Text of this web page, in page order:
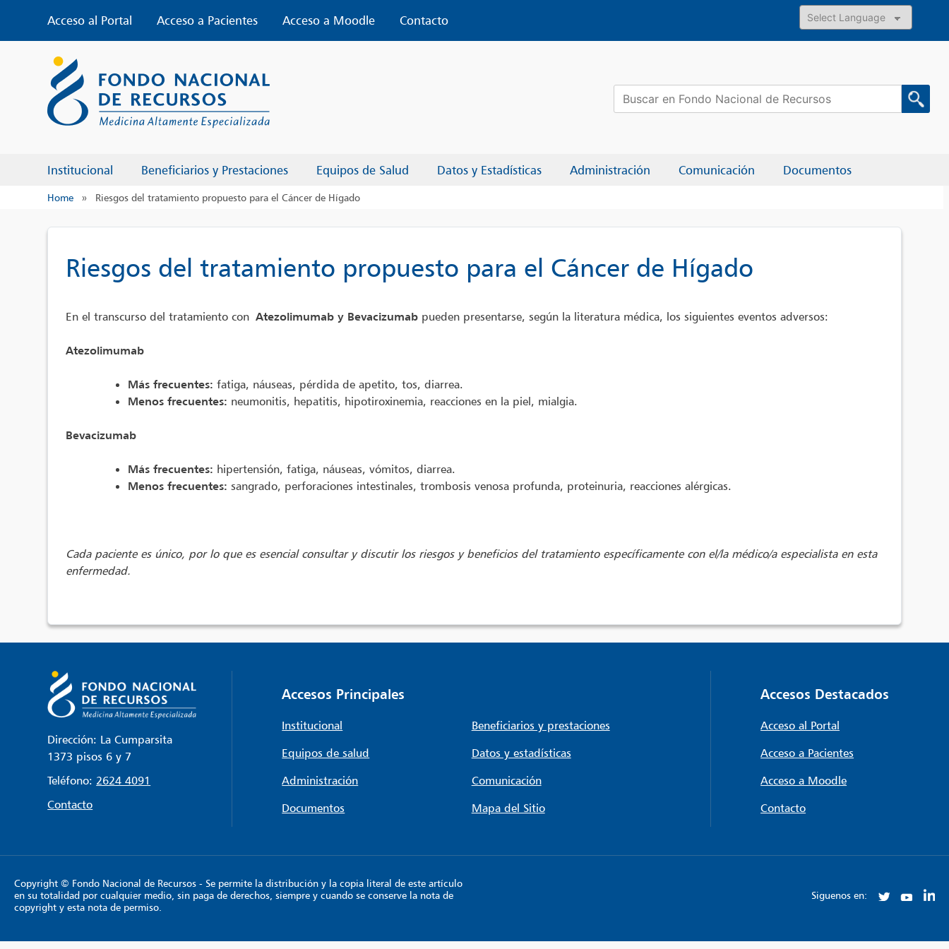
content
Acceso al Portal Acceso a Pacientes Acceso a Moodle
Contacto
Powered by
Institucional Beneficiarios y Prestaciones Equipos de Salud Datos y Estadísticas Administración Comunicación Documentos
Buscar:
Home » Riesgos del tratamiento propuesto para el Cáncer de Hígado
Riesgos del tratamiento propuesto para el Cáncer de Hígado
En el transcurso del tratamiento conAtezolimumab y Bevacizumab pueden presentarse, según la literatura médica, los siguientes eventos adversos:
Atezolimumab
Más frecuentes: fatiga, náuseas, pérdida de apetito, tos, diarrea.
Menos frecuentes: neumonitis, hepatitis, hipotiroxinemia, reacciones en la piel, mialgia.
Bevacizumab
Más frecuentes: hipertensión, fatiga, náuseas, vómitos, diarrea.
Menos frecuentes: sangrado, perforaciones intestinales, trombosis venosa profunda, proteinuria, reacciones alérgicas.
Cada paciente es único, por lo que es esencial consultar y discutir los riesgos y beneficios del tratamiento específicamente con el/la médico/a especialista en esta
enfermedad.
Dirección: La Cumparsita
1373 pisos 6 y 7
Teléfono: 2624 4091
Contacto
Accesos Principales
Institucional
Beneficiarios y prestaciones
Equipos de salud
Datos y estadísticas
Administración
Comunicación
Documentos
Mapa del Sitio
Accesos Destacados
Acceso al Portal
Acceso a Pacientes
Acceso a Moodle
Contacto
Copyright © Fondo Nacional de Recursos - Se permite la distribución y la copia literal de este artículo
en su totalidad por cualquier medio, sin paga de derechos, siempre y cuando se conserve la nota de
copyright y esta nota de permiso.
Siguenos en: